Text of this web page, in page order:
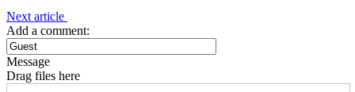
Next article
Add a comment:
Message
Drag files here